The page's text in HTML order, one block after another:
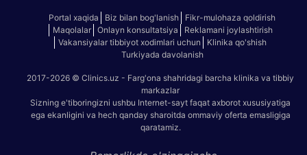
Portal xaqida Biz bilan bog'lanish
Fikr-mulohaza qoldirish
Maqolalar
Onlayn konsultatsiya
Reklamani joylashtirish
Vakansiyalar tibbiyot xodimlari uchun
Klinika qo'shish
Turkiyada davolanish
2017-2026 © Clinics.uz - Farg'ona shahridagi barcha klinika va tibbiy
markazlar
Sizning e'tiboringizni ushbu Internet-sayt faqat axborot xususiyatiga
ega ekanligini va hech qanday sharoitda ommaviy oferta emasligiga
qaratamiz.